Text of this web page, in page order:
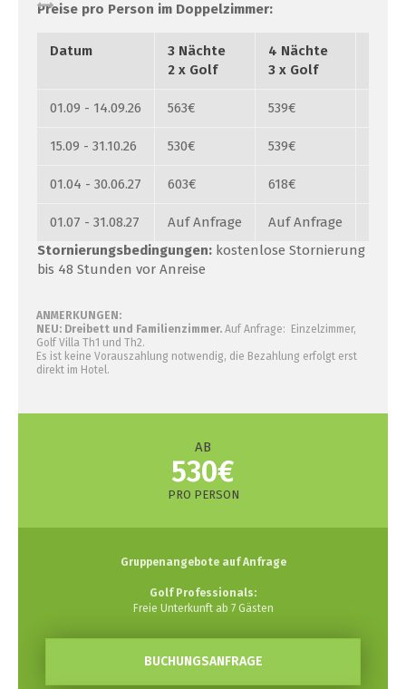
Preise pro Person im Doppelzimmer:
Datum
3 Nächte
2 x Golf
4 Nächte
3 x Golf
01.09 - 14.09.26 563€ 539€
15.09 - 31.10.26 530€ 539€
01.04 - 30.06.27 603€ 618€
01.07 - 31.08.27 Auf Anfrage Auf Anfrage
Stornierungsbedingungen: kostenlose Stornierung
bis 48 Stunden vor Anreise
ANMERKUNGEN:
NEU: Dreibett und Familienzimmer. Auf Anfrage: Einzelzimmer,
Golf Villa Th1 und Th2.
Es ist keine Vorauszahlung notwendig, die Bezahlung erfolgt erst
direkt im Hotel.
AB
530€
PRO PERSON
Gruppenangebote auf Anfrage
Golf Professionals:
Freie Unterkunft ab 7 Gästen
BUCHUNGSANFRAGE